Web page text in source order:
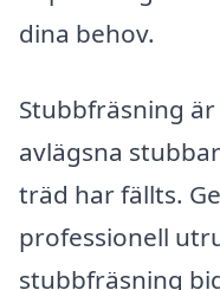
dina behov.
Stubbfräsning
avlägsna
träd har fällts.
professionell
stubbfräsning